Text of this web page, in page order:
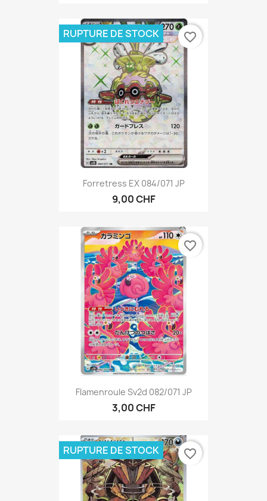
Forretress EX 084/071 JP
9,00 CHF
RUPTURE DE STOCK favorite_border
Flamenroule Sv2d 082/071 JP
3,00 CHF
favorite_border
RUPTURE DE STOCK favorite_border